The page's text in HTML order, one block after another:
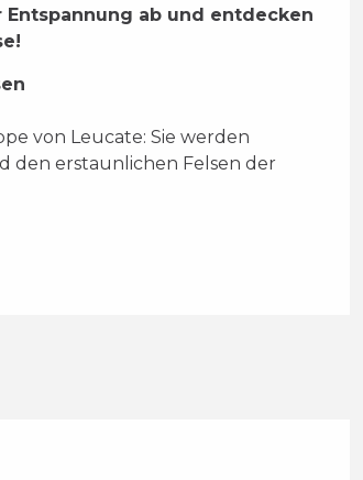
ab und entdecken
den erstaunlichen Felsen der